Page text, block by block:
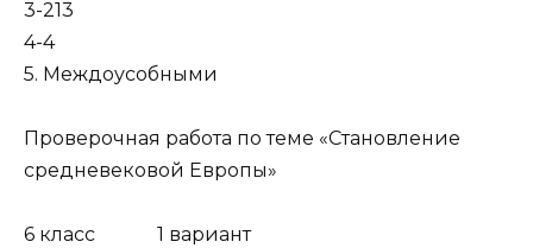
3-213
4-4
5. Междоусобными
Проверочная работа по теме «Становление
средневековой Европы»
6 класс 1 вариант